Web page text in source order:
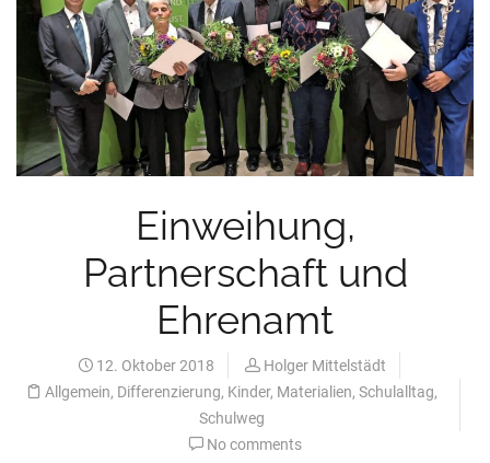
Einweihung,
Partnerschaft und
Ehrenamt
12. Oktober 2018
Holger Mittelstädt
Allgemein, Differenzierung, Kinder, Materialien, Schulalltag,
Schulweg
No comments